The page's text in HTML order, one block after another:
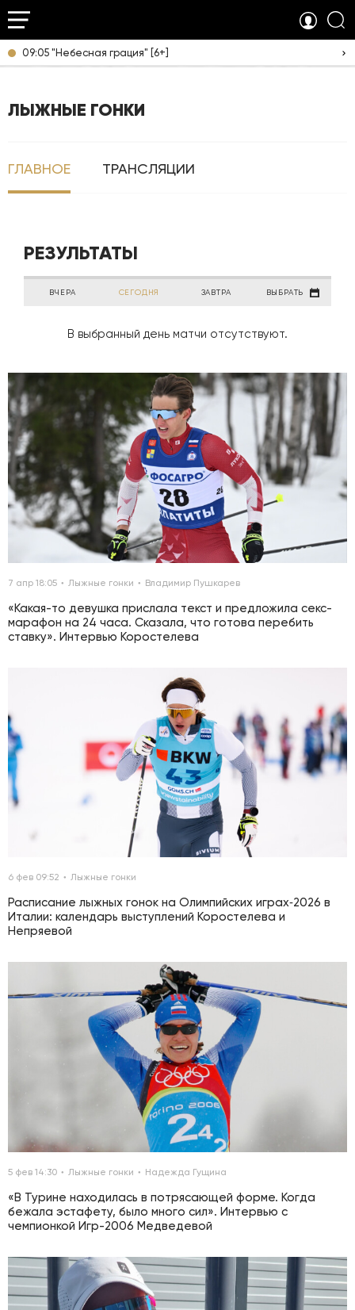
09:05 "Небесная грация" [6+]
ЛЫЖНЫЕ ГОНКИ
ГЛАВНОЕ ТРАНСЛЯЦИИ
РЕЗУЛЬТАТЫ
ВЧЕРА СЕГОДНЯ ЗАВТРА ВЫБРАТЬ
В выбранный день матчи отсутствуют.
7 апр 18:05 Лыжные гонки Владимир Пушкарев
«Какая-то девушка прислала текст и предложила секс-
марафон на 24 часа. Сказала, что готова перебить
ставку». Интервью Коростелева
6 фев 09:52 Лыжные гонки
Расписание лыжных гонок на Олимпийских играх‑2026 в
Италии: календарь выступлений Коростелева и
Непряевой
5 фев 14:30 Лыжные гонки Надежда Гущина
«В Турине находилась в потрясающей форме. Когда
бежала эстафету, было много сил». Интервью с
чемпионкой Игр-2006 Медведевой